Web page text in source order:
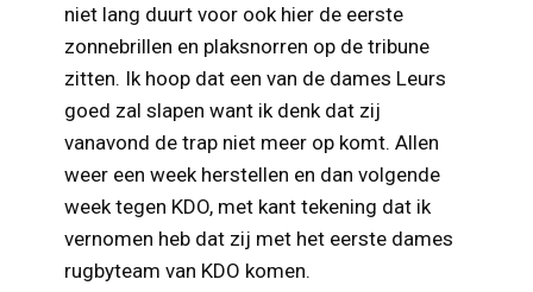
niet lang duurt voor ook hier de eerste
zonnebrillen en plaksnorren op de tribune
zitten. Ik hoop dat een van de dames Leurs
goed zal slapen want ik denk dat zij
vanavond de trap niet meer op komt. Allen
weer een week herstellen en dan volgende
week tegen KDO, met kant tekening dat ik
vernomen heb dat zij met het eerste dames
rugbyteam van KDO komen.